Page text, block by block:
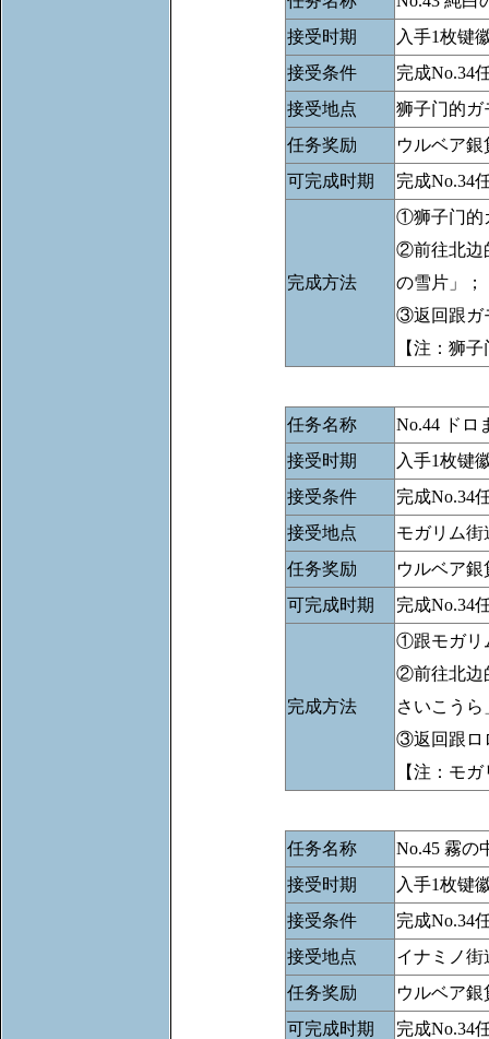
接受时期
入手1枚键
接受条件
完成No.34
接受地点
狮子门的ガ
任务奖励
ウルベア
可完成时期
完成No.34
完成方法
①狮子门的
②前往北边
の雪片」；
③返回跟ガ
【注：狮
任务名称
No.44 ドロ
接受时期
入手1枚键
接受条件
完成No.34
接受地点
モガリム街
任务奖励
ウルベア
可完成时期
完成No.34
完成方法
①跟モガリ
②前往北边
さいこうら
③返回跟ロ
【注：モ
任务名称
No.45 霧の
接受时期
入手1枚键
接受条件
完成No.34
接受地点
イナミノ街
任务奖励
ウルベア
可完成时期
完成No.34